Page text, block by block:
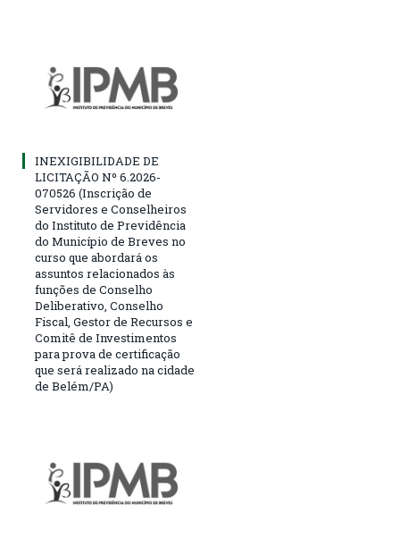
INEXIGIBILIDADE DE
LICITAÇÃO Nº 6.2026-
070526 (Inscrição de
Servidores e Conselheiros
do Instituto de Previdência
do Município de Breves no
curso que abordará os
assuntos relacionados às
funções de Conselho
Deliberativo, Conselho
Fiscal, Gestor de Recursos e
Comitê de Investimentos
para prova de certificação
que será realizado na cidade
de Belém/PA)